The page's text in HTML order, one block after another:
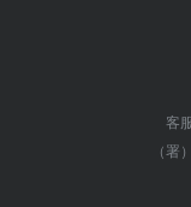
客
（署